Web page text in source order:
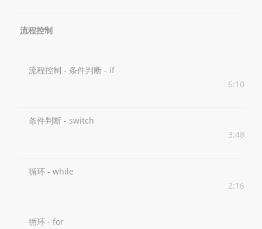
流程控制
流程控制 - 条件判断 - if
6:10
条件判断 - switch
3:48
循环 - while
2:16
循环 - for